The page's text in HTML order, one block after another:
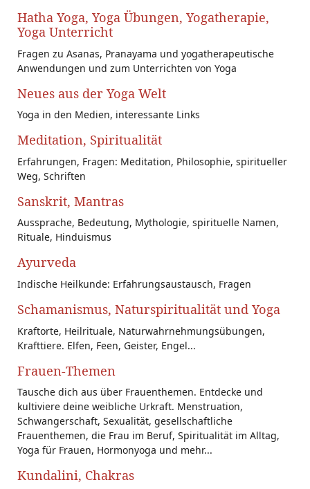
Hatha Yoga, Yoga Übungen, Yogatherapie,
Yoga Unterricht
Fragen zu Asanas, Pranayama und yogatherapeutische
Anwendungen und zum Unterrichten von Yoga
Neues aus der Yoga Welt
Yoga in den Medien, interessante Links
Meditation, Spiritualität
Erfahrungen, Fragen: Meditation, Philosophie, spiritueller
Weg, Schriften
Sanskrit, Mantras
Aussprache, Bedeutung, Mythologie, spirituelle Namen,
Rituale, Hinduismus
Ayurveda
Indische Heilkunde: Erfahrungsaustausch, Fragen
Schamanismus, Naturspiritualität und Yoga
Kraftorte, Heilrituale, Naturwahrnehmungsübungen,
Krafttiere. Elfen, Feen, Geister, Engel...
Frauen-Themen
Tausche dich aus über Frauenthemen. Entdecke und
kultiviere deine weibliche Urkraft. Menstruation,
Schwangerschaft, Sexualität, gesellschaftliche
Frauenthemen, die Frau im Beruf, Spiritualität im Alltag,
Yoga für Frauen, Hormonyoga und mehr...
Kundalini, Chakras